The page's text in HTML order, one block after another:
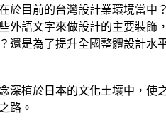
目前的台灣設計業環境當
語文字來做設計的主要裝
還是為了提升全國整體設計
植於日本的文化土壤中，
路。